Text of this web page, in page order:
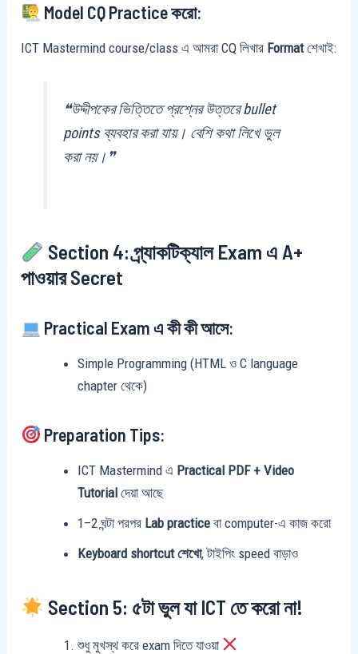
Model CQ Practice করো:
ICT Mastermind course/class এ আমরা CQ লিখার Formatশেখাই:
❝উদ্দীপকের ভিত্তিতে প্রশ্নের উত্তরে bullet
points ব্যবহার করা যায়। বেশি কথা লিখে ভুল
করা নয়।❞
Section 4: প্র্যাকটিক্যাল Exam এ A+
পাওয়ার Secret
Practical Exam এ কী কী আসে:
Simple Programming (HTML ও C language
chapter থেকে)
Preparation Tips:
ICT Mastermind এ Practical PDF + Video
Tutorial দেয়া আছে
1–2 ঘন্টা পরপর Lab practice বা computer-এ কাজ করো
Keyboard shortcut শেখো, টাইপিং speed বাড়াও
Section 5: ৫টা ভুল যা ICT তে করো না!
শুধু মুখস্থ করে exam দিতে যাওয়া